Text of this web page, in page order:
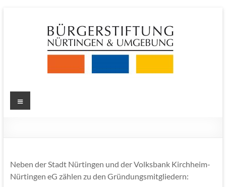
Bürgerstiftung
Menü
Neben der Stadt Nürtingen und der Volksbank Kirchheim-
Nürtingen eG zählen zu den Gründungsmitgliedern: